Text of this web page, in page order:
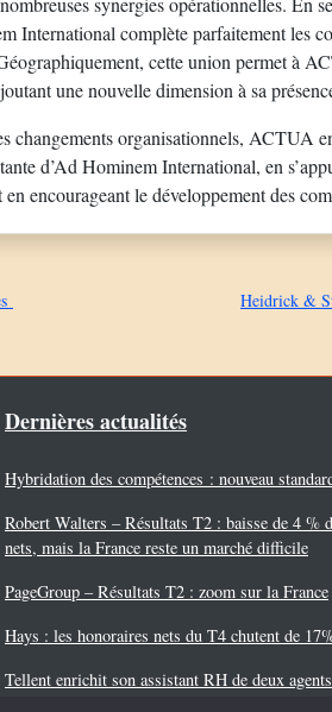
International complète parfaitement les
cette union permet à
une nouvelle dimension à sa
changements organisationnels, ACTUA
d’Ad Hominem International, en
encourageant le développement des
Heidrick &
Dernières actualités
Hybridation des compétences : nouveau
Robert Walters – Résultats T2 : baisse de 4 %
nets, mais la France reste un marché difficile
PageGroup – Résultats T2 : zoom sur la France
Hays : les honoraires nets du T4 chutent de
Tellent enrichit son assistant RH de deux